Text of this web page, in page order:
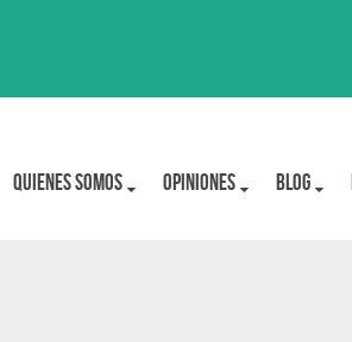
Quienes Somos OPINIONES BLOG